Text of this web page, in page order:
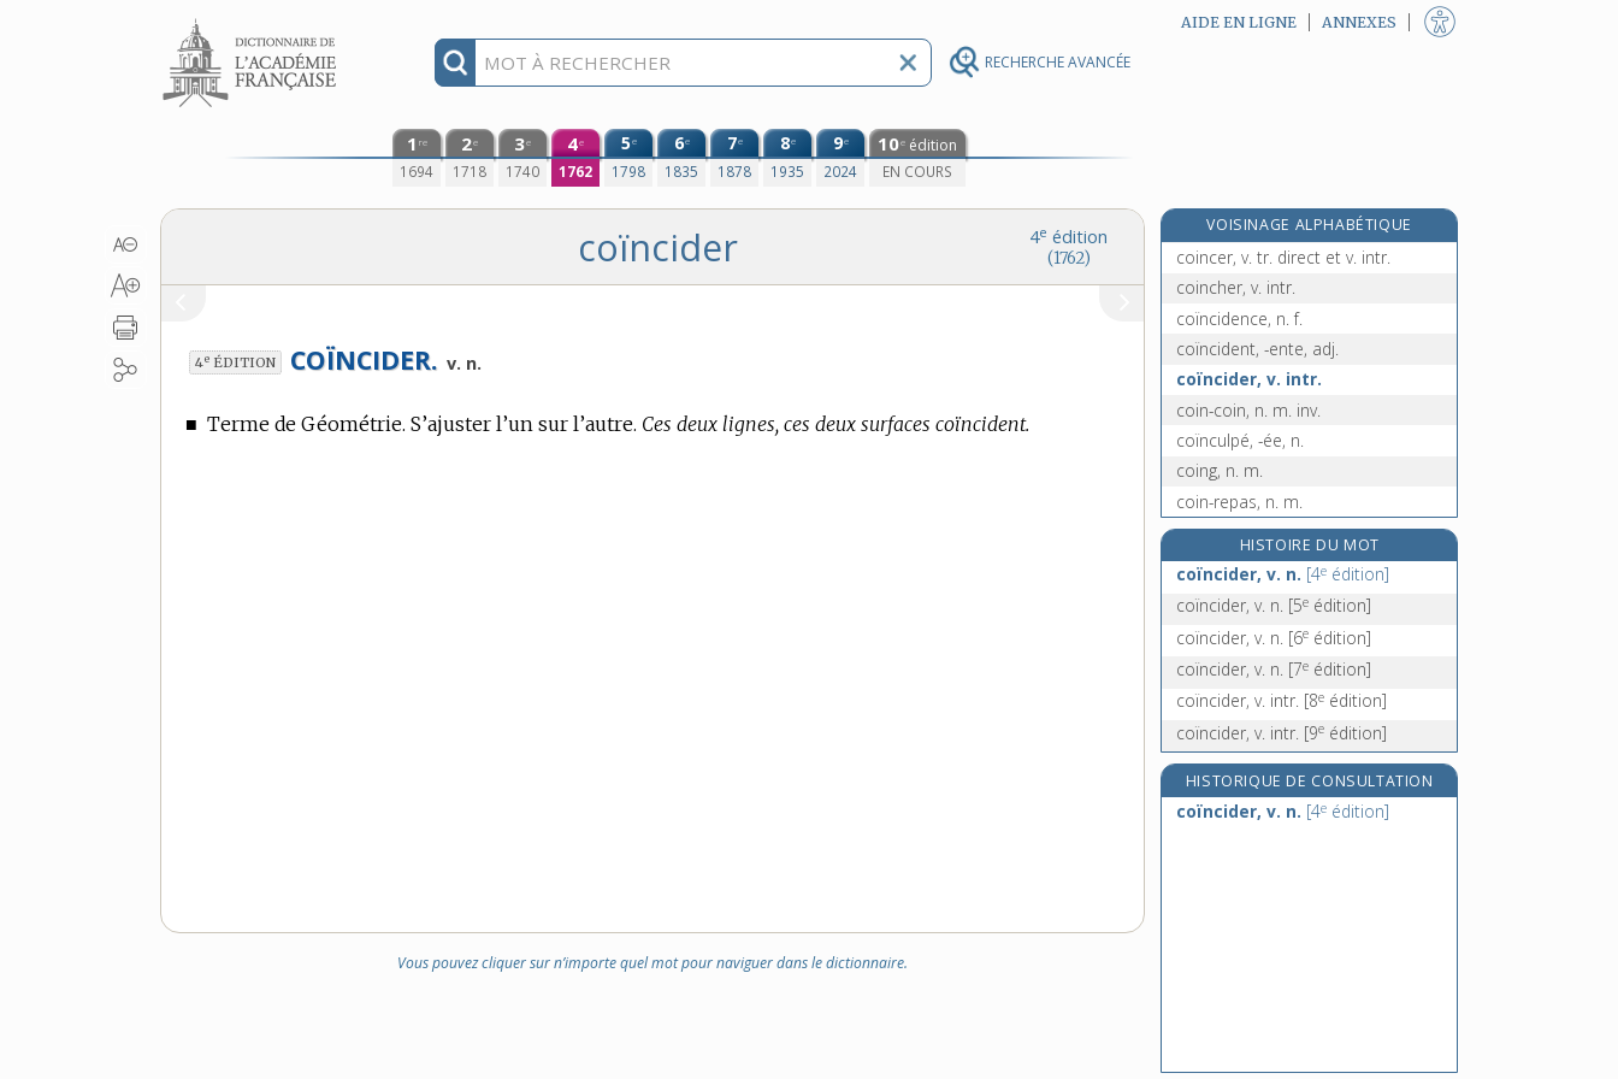
RECHERCHE AVANCÉE
Aller au contenu AIDE EN LIGNE ANNEXES
1 re
1694
2e
1718
3e
1740
4e
1762
5e
1798
6e
1835
7e
1878
8e
1935
9e
2024
10e édition
EN COURS
4e édition
(1762)
coïncider
4e ÉDITION COÏNCIDER. v. n.
■ Terme de Géométrie. S’ajuster l’un sur l’autre. Ces deux lignes, ces deux surfaces coïncident.
Vous pouvez cliquer sur n’importe quel mot pour naviguer dans le dictionnaire.
VOISINAGE ALPHABÉTIQUE
coincement, n. m.
coincer, v. tr. direct et v. intr.
coincher, v. intr.
coïncidence, n. f.
coïncident, -ente, adj.
coïncider, v. intr.
coin-coin, n. m. inv.
coïnculpé, -ée, n.
coing, n. m.
coin-repas, n. m.
coïntéressé, -ée, n.
coïon, n. m.[7eédition]
coïonner, v. tr.
[7
édition]
coïonnerie, n. f.[7 édition]
coït, n. m.
HISTOIRE DU MOT
coïncider, v. n. [4e édition]
coïncider, v. n. [5e édition]
coïncider, v. n. [6e édition]
coïncider, v. n. [7e édition]
coïncider, v. intr. [8e édition]
coïncider, v. intr. [9e édition]
HISTORIQUE DE CONSULTATION
coïncider, v. n. [4e édition]